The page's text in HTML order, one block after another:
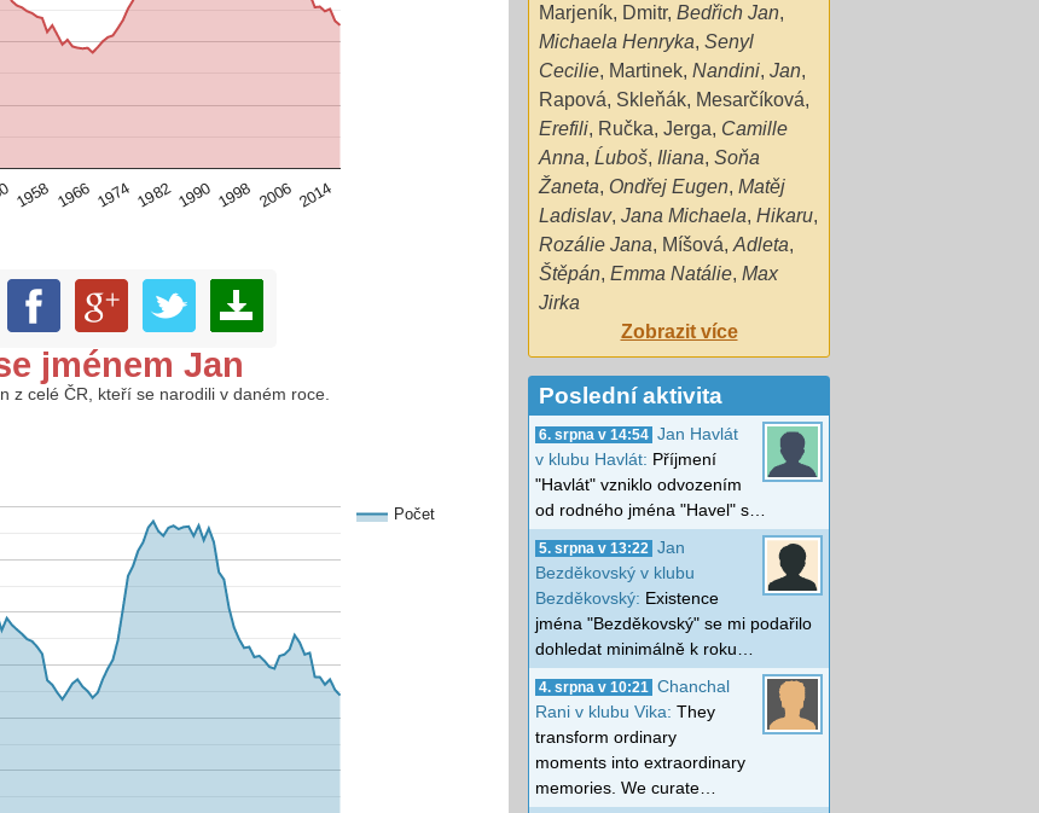
1958 1966 1974 1982 1990 1998 2006 2014
jménem Jan
z celé ČR, kteří se narodili v daném roce.
Počet
Marjeník, Dmitr, Bedřich Jan,
Michaela Henryka, Senyl
Cecilie, Martinek, Nandini, Jan,
Rapová, Skleňák, Mesarčíková,
Erefili, Ručka, Jerga, Camille
Anna, Ĺuboš, Iliana, Soňa
Žaneta, Ondřej Eugen, Matěj
Ladislav, Jana Michaela, Hikaru,
Rozálie Jana, Míšová, Adleta,
Štěpán, Emma Natálie, Max
Jirka
Zobrazit více
Poslední aktivita
6. srpna v 14:54 Jan Havlát
v klubu Havlát: Příjmení
"Havlát" vzniklo odvozením
od rodného jména "Havel" s…
5. srpna v 13:22
Jan
Bezděkovský v klubu
Bezděkovský: Existence
jména "Bezděkovský" se mi podařilo
dohledat minimálně k roku…
4. srpna v 10:21
Chanchal
Rani v klubu Vika: They
transform ordinary
moments into extraordinary
memories. We curate…